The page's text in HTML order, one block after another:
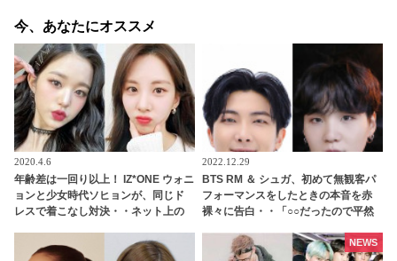
今、あなたにオススメ
2020.4.6
年齢差は一回り以上！ IZ*ONE ウォニ
ョンと少女時代ソヒョンが、同じド
レスで着こなし対決・・ネット上の
2022.12.29
BTS RM ＆ シュガ、初めて無観客パ
フォーマンスをしたときの本音を赤
裸々に告白・・「○○だったので平然
ケジュールが続々となくなったとき
NEWS